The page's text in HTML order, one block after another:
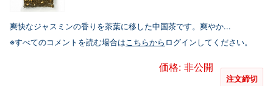
爽快なジャスミンの香りを茶葉に移した中国茶です。爽やか...
※すべてのコメントを読む場合はこちらから ログインしてください。
価格: 非公開
注文締切